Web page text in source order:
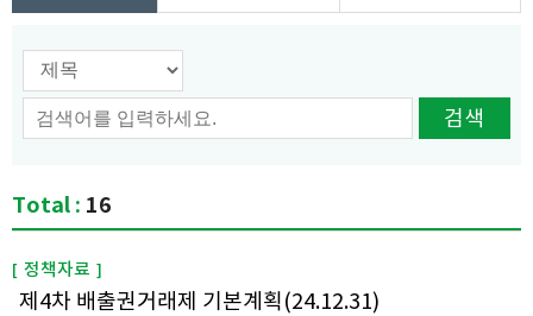
검색 옵션선택
검색
Total : 16
정책자료
제4차 배출권거래제 기본계획(24.12.31)